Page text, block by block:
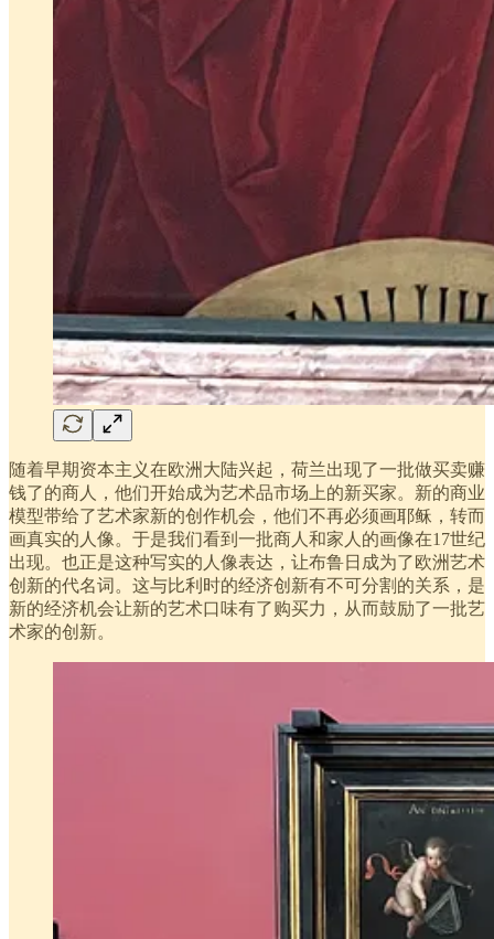
随着早期资本主义在欧洲大陆兴起，荷兰出现了一批做买卖赚
钱了的商人，他们开始成为艺术品市场上的新买家。新的商业
模型带给了艺术家新的创作机会，他们不再必须画耶稣，转而
画真实的人像。于是我们看到一批商人和家人的画像在17世纪
出现。也正是这种写实的人像表达，让布鲁日成为了欧洲艺术
创新的代名词。这与比利时的经济创新有不可分割的关系，是
新的经济机会让新的艺术口味有了购买力，从而鼓励了一批艺
术家的创新。